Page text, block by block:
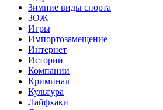
Зимние виды спорта
ЗОЖ
Игры
Импортозамещение
Интернет
Истории
Компании
Криминал
Культура
Лайфхаки